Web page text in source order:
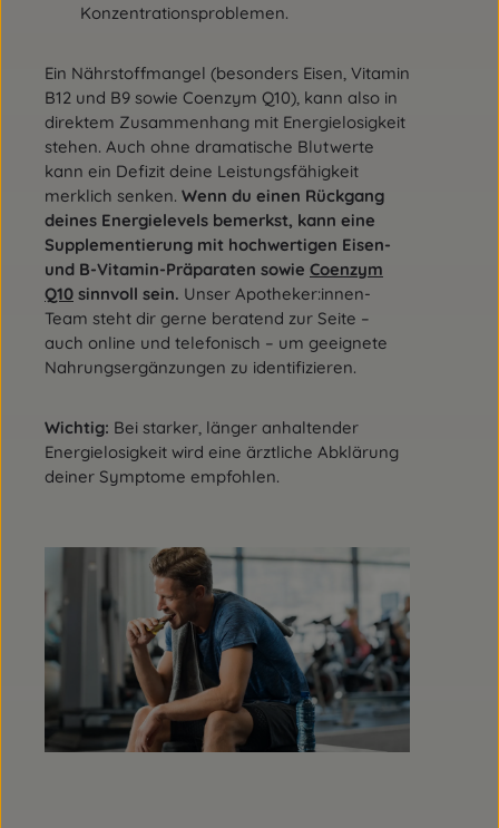
Konzentrationsproblemen.
Ein Nährstoffmangel (besonders Eisen, Vitamin
B12 und B9 sowie Coenzym Q10), kann also in
direktem Zusammenhang mit Energielosigkeit
stehen. Auch ohne dramatische Blutwerte
kann ein Defizit deine Leistungsfähigkeit
merklich senken. Wenn du einen Rückgang
deines Energielevels bemerkst, kann eine
Supplementierung mit hochwertigen Eisen-
und B-Vitamin-Präparaten sowie Coenzym
Q10 sinnvoll sein. Unser Apotheker:innen-
Team steht dir gerne beratend zur Seite –
auch online und telefonisch – um geeignete
Nahrungsergänzungen zu identifizieren.
Wichtig: Bei starker, länger anhaltender
Energielosigkeit wird eine ärztliche Abklärung
deiner Symptome empfohlen.